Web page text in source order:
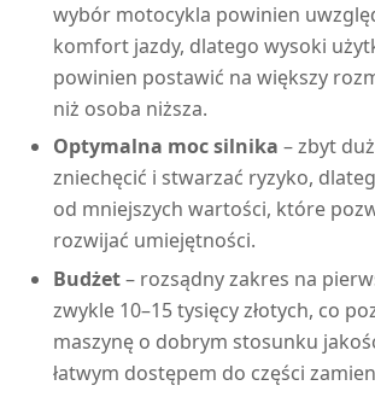
wybór motocykla powinien
komfort jazdy, dlatego wysoki
powinien postawić na większy
niż osoba niższa.
Optymalna moc silnika – zbyt
zniechęcić i stwarzać ryzyko,
od mniejszych wartości, które
rozwijać umiejętności.
Budżet– rozsądny zakres na
zwykle 10–15 tysięcy złotych, co
maszynę o dobrym stosunku
łatwym dostępem do części